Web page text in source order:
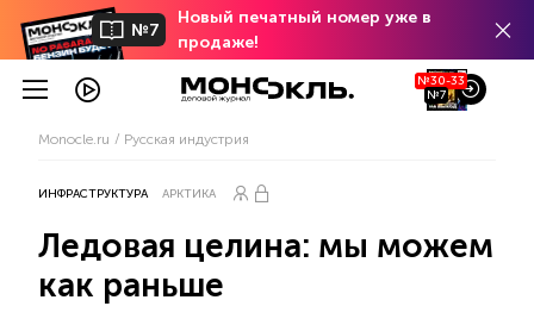
№7
Новый печатный номер уже в
продаже!
№30-33
№7
Monocle.ru Русская индустрия
ИНФРАСТРУКТУРА АРКТИКА
Ледовая целина: мы можем
как раньше